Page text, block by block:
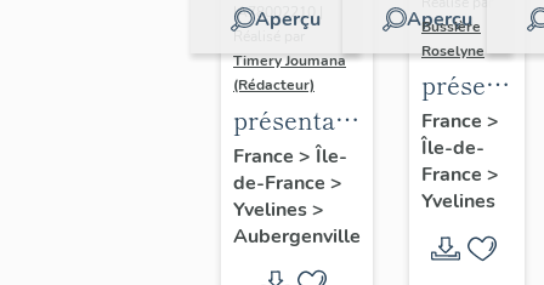
Aperçu
IA78002210 |
Réalisé par
Timery Joumana
(Rédacteur)
présentation
de l'étude
d'Elisabethville
France > Île-
de-France >
Yvelines>
Aubergenville
Aperçu
Bussière
Roselyne
du
diagnostic
et
France >
Île-de-
France >
Yvelines